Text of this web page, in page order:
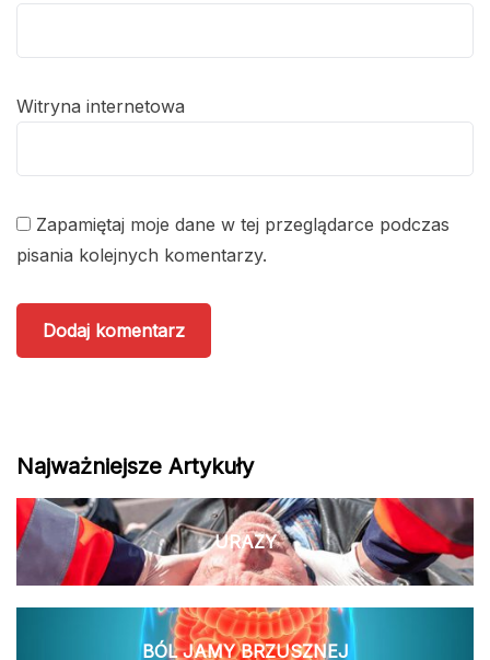
Witryna internetowa
Zapamiętaj moje dane w tej przeglądarce podczas
pisania kolejnych komentarzy.
Najważniejsze Artykuły
URAZY
BÓL JAMY BRZUSZNEJ